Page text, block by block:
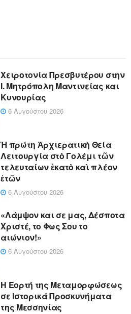
Xειροτονία Πρεσβυτέρου στην
Ι. Μητρόπολη Μαντινείας και
Κυνουρίας
6 Αυγούστου 2026
Ἡ πρώτη Ἀρχιερατικὴ Θεία
Λειτουργία στὸ Γολέμι τῶν
τελευταίων ἑκατὸ καὶ πλέον
ἐτῶν
6 Αυγούστου 2026
«Λάμψον και σε μας, Δέσποτα
Χριστέ, το Φως Σου το
αιώνιον!»
6 Αυγούστου 2026
Η Εορτή της Μεταμορφώσεως
σε Ιστορικά Προσκυνήματα
της Μεσσηνίας